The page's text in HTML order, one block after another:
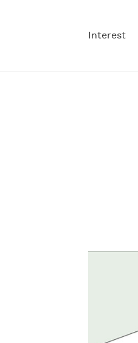
Interest